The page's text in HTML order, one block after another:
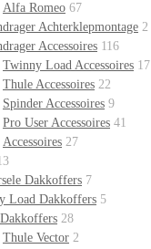
Alfa Romeo 67
Achterklepmontage 2
Accessoires 116
Twinny Load Accessoires 17
Thule Accessoires 22
Spinder Accessoires 9
Pro User Accessoires 41
Accessoires 27
Dakkoffers 7
Load Dakkoffers 5
28
Thule Vector 2